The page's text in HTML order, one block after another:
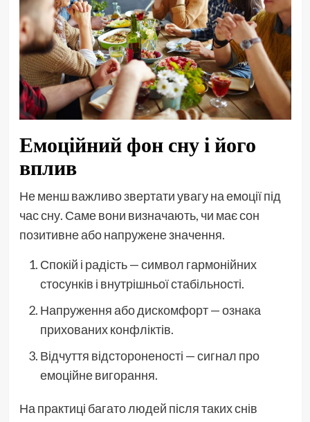
Емоційний фон сну і його
вплив
Не менш важливо звертати увагу на емоції під
час сну. Саме вони визначають, чи має сон
позитивне або напружене значення.
Спокій і радість — символ гармонійних
стосунків і внутрішньої стабільності.
Напруження або дискомфорт — ознака
прихованих конфліктів.
Відчуття відстороненості — сигнал про
емоційне вигорання.
На практиці багато людей після таких снів